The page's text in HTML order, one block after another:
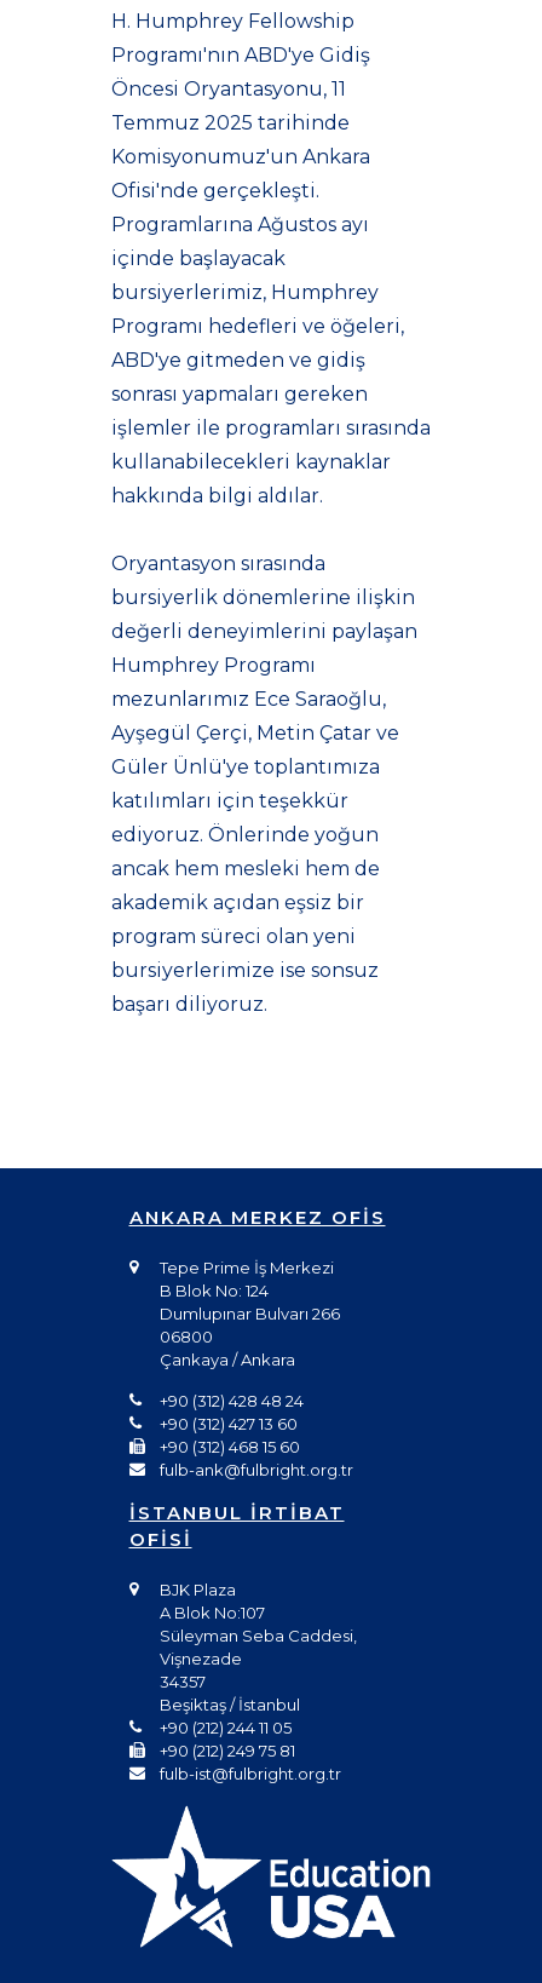
H. Humphrey Fellowship
Programı'nın ABD'ye Gidiş
Öncesi Oryantasyonu, 11
Temmuz 2025 tarihinde
Komisyonumuz'un Ankara
Ofisi'nde gerçekleşti.
Programlarına Ağustos ayı
içinde başlayacak
bursiyerlerimiz, Humphrey
Programı hedefleri ve öğeleri,
ABD'ye gitmeden ve gidiş
sonrası yapmaları gereken
işlemler ile programları sırasında
kullanabilecekleri kaynaklar
hakkında bilgi aldılar.
Oryantasyon sırasında
bursiyerlik dönemlerine ilişkin
değerli deneyimlerini paylaşan
Humphrey Programı
mezunlarımız Ece Saraoğlu,
Ayşegül Çerçi, Metin Çatar ve
Güler Ünlü'ye toplantımıza
katılımları için teşekkür
ediyoruz. Önlerinde yoğun
ancak hem mesleki hem de
akademik açıdan eşsiz bir
program süreci olan yeni
bursiyerlerimize ise sonsuz
başarı diliyoruz.
ANKARA MERKEZ OFİS
Tepe Prime İş Merkezi
B Blok No: 124
Dumlupınar Bulvarı 266
06800
Çankaya / Ankara
+90 (312) 428 48 24
+90 (312) 427 13 60
+90 (312) 468 15 60
fulb-ank@fulbright.org.tr
İSTANBUL İRTİBAT
OFİSİ
BJK Plaza
A Blok No:107
Süleyman Seba Caddesi,
Vişnezade
34357
Beşiktaş / İstanbul
+90 (212) 244 11 05
+90 (212) 249 75 81
fulb-ist@fulbright.org.tr